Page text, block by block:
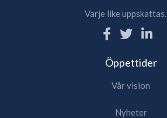
Varje like uppskattas.
Öppettider
Vår vision
Nyheter